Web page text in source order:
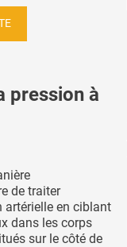
pression à
de traiter
artérielle en ciblant
dans les corps
sur le côté de